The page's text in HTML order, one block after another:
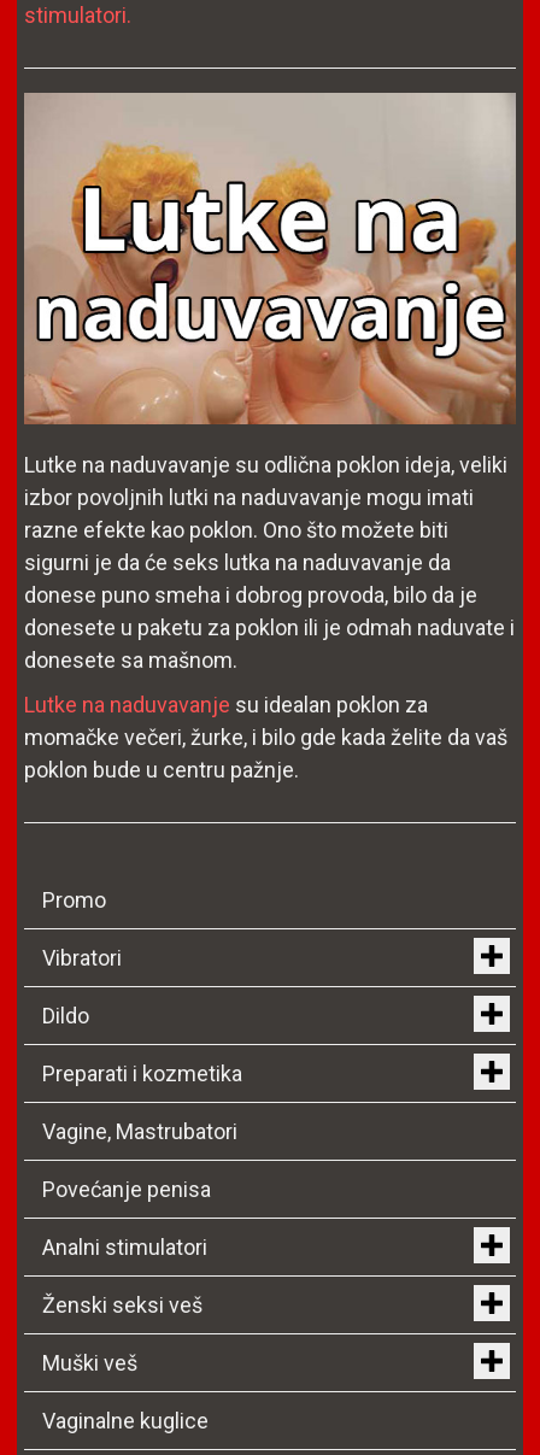
stimulatori.
Lutke na naduvavanje su odlična poklon ideja, veliki
izbor povoljnih lutki na naduvavanje mogu imati
razne efekte kao poklon. Ono što možete biti
sigurni je da će seks lutka na naduvavanje da
donese puno smeha i dobrog provoda, bilo da je
donesete u paketu za poklon ili je odmah naduvate i
donesete sa mašnom.
Lutke na naduvavanje su idealan poklon za
momačke večeri, žurke, i bilo gde kada želite da vaš
poklon bude u centru pažnje.
Promo
Vibratori
Dildo
Preparati i kozmetika
Vagine, Mastrubatori
Povećanje penisa
Analni stimulatori
Ženski seksi veš
Muški veš
Vaginalne kuglice